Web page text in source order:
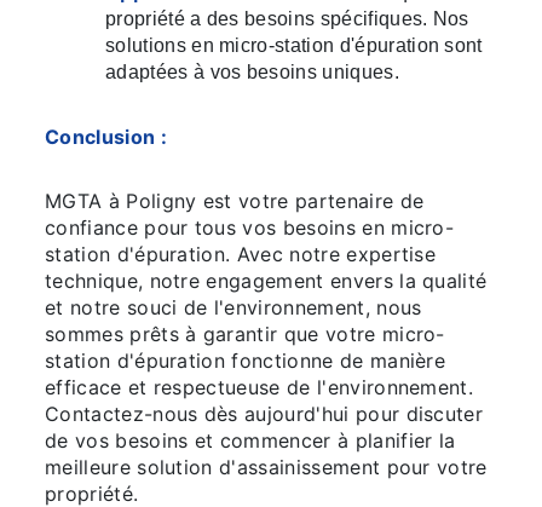
propriété a des besoins spécifiques. Nos
solutions en micro-station d'épuration sont
adaptées à vos besoins uniques.
Conclusion :
MGTA à Poligny est votre partenaire de
confiance pour tous vos besoins en micro-
station d'épuration. Avec notre expertise
technique, notre engagement envers la qualité
et notre souci de l'environnement, nous
sommes prêts à garantir que votre micro-
station d'épuration fonctionne de manière
efficace et respectueuse de l'environnement.
Contactez-nous dès aujourd'hui pour discuter
de vos besoins et commencer à planifier la
meilleure solution d'assainissement pour votre
propriété.